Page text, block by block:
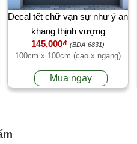
Decal tết chữ vạn sự như ý an
khang thịnh vượng
145,000₫ (BDA-6831)
100cm x 100cm (cao x ngang)
Mua ngay